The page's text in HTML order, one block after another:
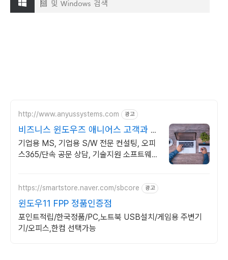
http://www.anyussystems.com 광고
비즈니스 윈도우즈 애니어스 고객과 소
통하는 IT 파트너
기업용 MS, 기업용 S/W 전문 컨설팅, 오피
스365/단속 공문 상담, 기술지원 소프트웨어
https://smartstore.naver.com/sbcore 광고
윈도우11 FPP 정품인증점
포인트적립/한국정품/PC,노트북 USB설치/게임용 주변기
기/오피스,한컴 선택가능